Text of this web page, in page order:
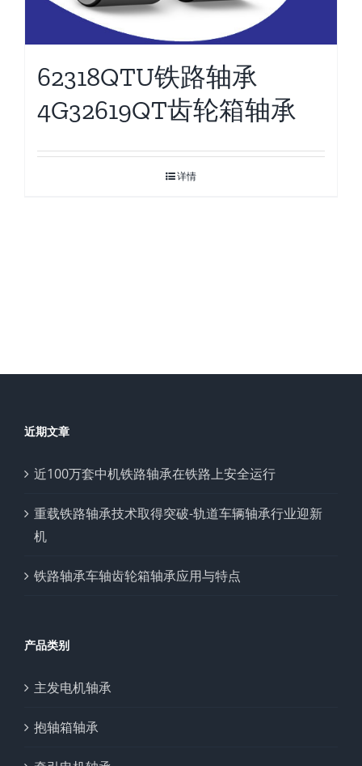
62318QTU铁路轴承
4G32619QT齿轮箱轴承
详情
近期文章
近100万套中机铁路轴承在铁路上安全运行
重载铁路轴承技术取得突破-轨道车辆轴承行业迎新
机
铁路轴承车轴齿轮箱轴承应用与特点
产品类别
主发电机轴承
抱轴箱轴承